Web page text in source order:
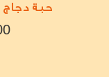
حبة دجاج